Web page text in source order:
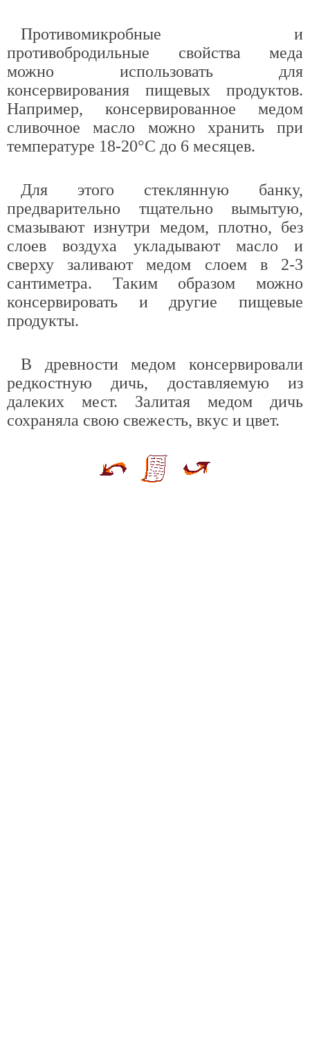
Противомикробные и
противобродильные свойства меда
можно использовать для
консервирования пищевых продуктов.
Например, консервированное медом
сливочное масло можно хранить при
температуре 18-20°С до 6 месяцев.
Для этого стеклянную банку,
предварительно тщательно вымытую,
смазывают изнутри медом, плотно, без
слоев воздуха укладывают масло и
сверху заливают медом слоем в 2-3
сантиметра. Таким образом можно
консервировать и другие пищевые
продукты.
В древности медом консервировали
редкостную дичь, доставляемую из
далеких мест. Залитая медом дичь
сохраняла свою свежесть, вкус и цвет.